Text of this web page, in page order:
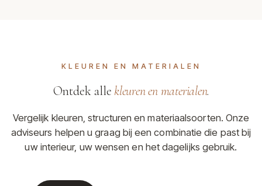
KLEUREN EN MATERIALEN
Ontdek alle kleuren en materialen.
Vergelijk kleuren, structuren en materiaalsoorten. Onze
adviseurs helpen u graag bij een combinatie die past bij
uw interieur, uw wensen en het dagelijks gebruik.